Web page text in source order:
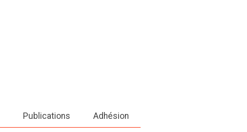
Publications Adhésion